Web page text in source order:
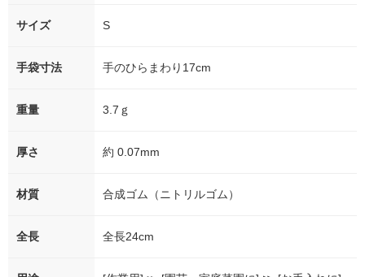
サイズ S
手袋寸法 手のひらまわり17cm
重量 3.7ｇ
厚さ 約 0.07mm
材質 合成ゴム（ニトリルゴム）
全長 全長24cm